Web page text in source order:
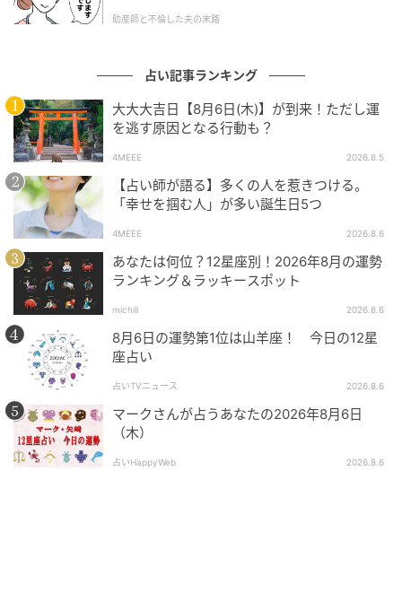
助産師と不倫した夫の末路
占い記事ランキング
大大大吉日【8月6日(木)】が到来！ただし運
を逃す原因となる行動も？
4MEEE 2026.8.5
【占い師が語る】多くの人を惹きつける。
「幸せを掴む人」が多い誕生日5つ
4MEEE 2026.8.6
あなたは何位？12星座別！2026年8月の運勢
ランキング＆ラッキースポット
michill 2026.8.6
8月6日の運勢第1位は山羊座！ 今日の12星
座占い
占いTVニュース 2026.8.6
マークさんが占うあなたの2026年8月6日
（木）
占いHappyWeb 2026.8.6